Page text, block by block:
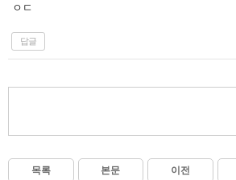
ㅇㄷ
답글
목록 본문 이전